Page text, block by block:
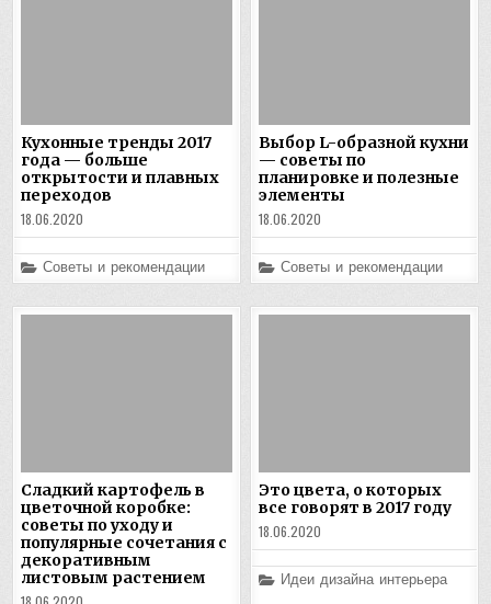
Кухонные тренды 2017
года — больше
открытости и плавных
переходов
18.06.2020
Posted
in
Советы и рекомендации
Выбор L-образной кухни
— советы по
планировке и полезные
элементы
18.06.2020
Posted
in
Советы и рекомендации
Сладкий картофель в
цветочной коробке:
советы по уходу и
популярные сочетания с
декоративным
листовым растением
Это цвета, о которых
все говорят в 2017 году
18.06.2020
Posted
in
Идеи дизайна интерьера